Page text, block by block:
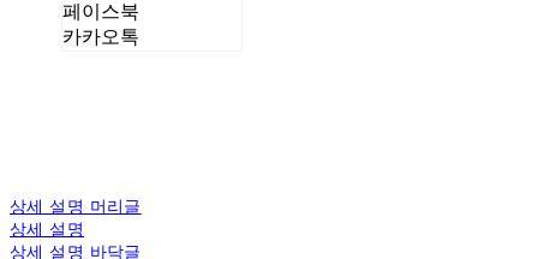
페이스북
카카오톡
상세 설명 머리글
상세 설명
상세 설명 바닥글